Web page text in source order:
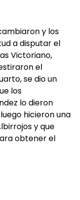
y los
a disputar el
Victoriano,
el
se dio un
los
lo dieron
hicieron una
y que
obtener el